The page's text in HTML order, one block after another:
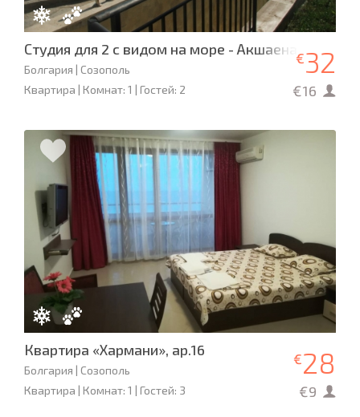
Студия для 2 с видом на море - Акшаена
Болгария | Созополь
Квартира | Комнат: 1 | Гостей: 2
€32
€16
Квартира «Хармани», ap.16
Болгария | Созополь
Квартира | Комнат: 1 | Гостей: 3
€28
€9